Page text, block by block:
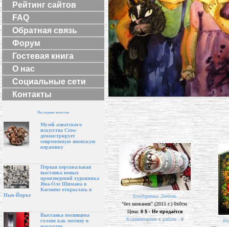
Рейтинг сайтов
FAQ
Обратная связь
Форум
Гостевая книга
О нас
Социальные сети
Контакты
Последние новости
Музей азиатского
искусства Crow
демонстрирует
современную японскую
керамику
Первая персональная
выставка новых
произведений художника
Яна-Оле Шимана в
Касмине открылась в
Нью-Йорке
Выставка посвящена
голове как мотиву в
Бондаренко Любовь
"без названия" (2015 г.) 0х0см.
Цена:0 $ - Не продаётся
Комментариев к работе - 0